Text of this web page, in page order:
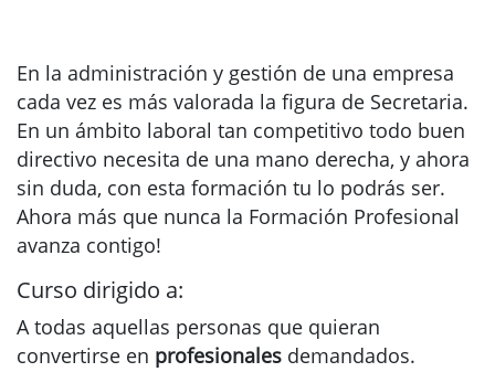
En la administración y gestión de una empresa
cada vez es más valorada la figura de Secretaria.
En un ámbito laboral tan competitivo todo buen
directivo necesita de una mano derecha, y ahora
sin duda, con esta formación tu lo podrás ser.
Ahora más que nunca la Formación Profesional
avanza contigo!
Curso dirigido a:
A todas aquellas personas que quieran
convertirse en profesionales demandados.